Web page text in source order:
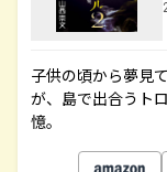
子供の頃から夢見
が、島で出合うト
憶。